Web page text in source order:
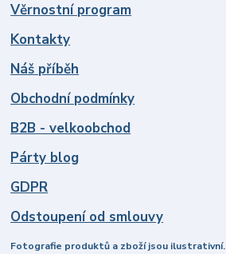
Věrnostní program
Kontakty
Náš příběh
Obchodní podmínky
B2B - velkoobchod
Párty blog
GDPR
Odstoupení od smlouvy
Fotografie produktů a zboží jsou ilustrativní.